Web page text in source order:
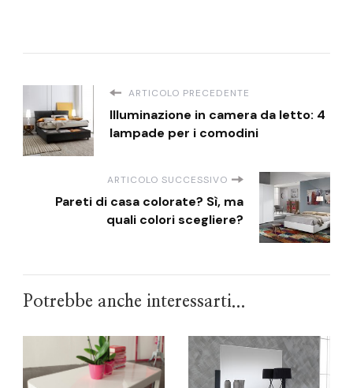
ARTICOLO PRECEDENTE
Illuminazione in camera da letto: 4
lampade per i comodini
ARTICOLO SUCCESSIVO
Pareti di casa colorate? Sì, ma
quali colori scegliere?
Potrebbe anche interessarti...